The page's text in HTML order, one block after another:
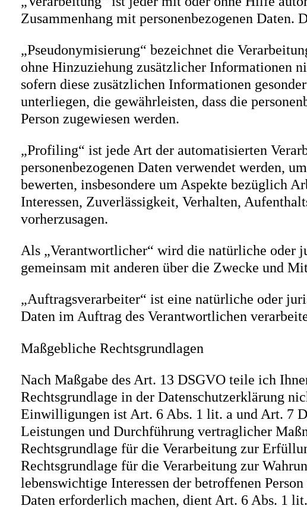
Zusammenhang mit personenbezogenen
„Pseudonymisierung“ bezeichnet die
ohne Hinzuziehung zusätzlicher Informationen
sofern diese zusätzlichen Informationen
unterliegen, die gewährleisten, dass die
Person zugewiesen werden.
„Profiling“ ist jede Art der automatisierten
personenbezogenen Daten verwendet werden,
bewerten, insbesondere um Aspekte bezüglich
Interessen, Zuverlässigkeit, Verhalten,
vorherzusagen.
Als „Verantwortlicher“ wird die natürliche oder
gemeinsam mit anderen über die Zwecke und
„Auftragsverarbeiter“ ist eine natürliche oder
Daten im Auftrag des Verantwortlichen
Maßgebliche Rechtsgrundlagen
Nach Maßgabe des Art. 13 DSGVO teile ich
Rechtsgrundlage in der Datenschutzerklärung
Einwilligungen ist Art. 6 Abs. 1 lit. a und Art. 7
Leistungen und Durchführung vertraglicher
Rechtsgrundlage für die Verarbeitung zur
Rechtsgrundlage für die Verarbeitung zur
lebenswichtige Interessen der betroffenen
Daten erforderlich machen, dient Art. 6 Abs. 1